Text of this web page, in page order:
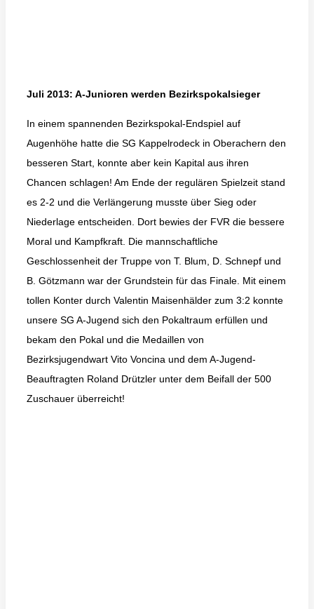
Juli 2013: A-Junioren werden Bezirkspokalsieger
In einem spannenden Bezirkspokal-Endspiel auf
Augenhöhe hatte die SG Kappelrodeck in Oberachern den
besseren Start, konnte aber kein Kapital aus ihren
Chancen schlagen! Am Ende der regulären Spielzeit stand
es 2-2 und die Verlängerung musste über Sieg oder
Niederlage entscheiden. Dort bewies der FVR die bessere
Moral und Kampfkraft. Die mannschaftliche
Geschlossenheit der Truppe von T. Blum, D. Schnepf und
B. Götzmann war der Grundstein für das Finale. Mit einem
tollen Konter durch Valentin Maisenhälder zum 3:2 konnte
unsere SG A-Jugend sich den Pokaltraum erfüllen und
bekam den Pokal und die Medaillen von
Bezirksjugendwart Vito Voncina und dem A-Jugend-
Beauftragten Roland Drützler unter dem Beifall der 500
Zuschauer überreicht!